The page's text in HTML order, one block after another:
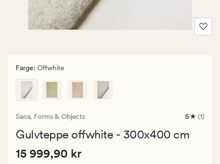
Farge: Offwhite
Sana, Forms & Objects
1
med
5 (1)
Gulvteppe offwhite - 300x400 cm
Pris
Pris 15 999,90 kr
15 999,90 kr